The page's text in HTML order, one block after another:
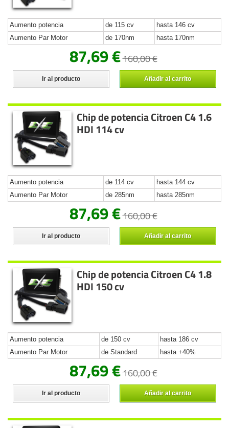
Aumento potencia de 115 cv
hasta 146 cv
Aumento Par Motor
de 170nm hasta 170nm
87,69 €160,00 €
Ir al producto Añadir al carrito
Chip de potencia Citroen C4 1.6
HDI 114 cv
Aumento potencia de 114 cv
hasta 144 cv
Aumento Par Motor
de 285nm hasta 285nm
87,69 €160,00 €
Ir al producto Añadir al carrito
Chip de potencia Citroen C4 1.8
HDI 150 cv
Aumento potencia de 150 cv
hasta 186 cv
Aumento Par Motor
de Standard hasta +40%
87,69 €160,00 €
Ir al producto Añadir al carrito